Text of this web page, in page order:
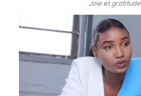
Joie et gratitude